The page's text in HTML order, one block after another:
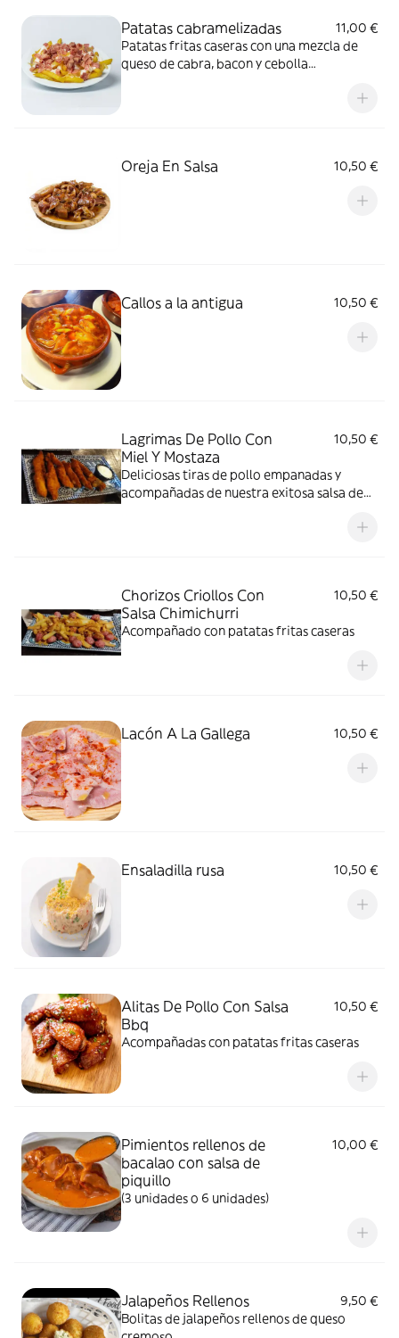
Patatas cabramelizadas
11,00 €
Patatas fritas caseras con una mezcla de
queso de cabra, bacon y cebolla
Oreja En Salsa 10,50 €
Callos a la antigua 10,50 €
Lagrimas De Pollo Con
Miel Y Mostaza
10,50 €
Deliciosas tiras de pollo empanadas y
acompañadas de nuestra exitosa salsa de
Chorizos Criollos Con
Salsa Chimichurri
10,50 €
Acompañado con patatas fritas caseras
Lacón A La Gallega 10,50 €
Ensaladilla rusa 10,50 €
Alitas De Pollo Con Salsa
Bbq
10,50 €
Acompañadas con patatas fritas caseras
Pimientos rellenos de
bacalao con salsa de
piquillo
10,00 €
(3 unidades o 6 unidades)
Jalapeños Rellenos
9,50 €
Bolitas de jalapeños rellenos de queso